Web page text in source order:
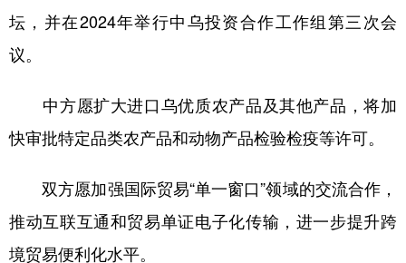
坛，并在2024年举行中乌投资合作工作组第三次会
议。
中方愿扩大进口乌优质农产品及其他产品，将加
快审批特定品类农产品和动物产品检验检疫等许可。
双方愿加强国际贸易“单一窗口”领域的交流合作，
推动互联互通和贸易单证电子化传输，进一步提升跨
境贸易便利化水平。